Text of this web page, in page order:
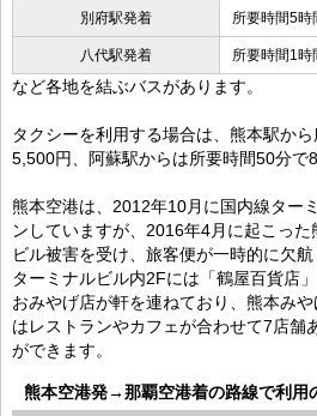
別府駅発着 所要時間5時
八代駅発着 所要時間1時
など各地を結ぶバスがあります。
タクシーを利用する場合は、熊本駅か
5,500円、阿蘇駅からは所要時間50分で
熊本空港は、2012年10月に国内線ター
ンしていますが、2016年4月に起こっ
ビル被害を受け、旅客便が一時的に欠航
ターミナルビル内2Fには「鶴屋百貨店
おみやげ店が軒を連ねており、熊本み
はレストランやカフェが合わせて7店舗
ができます。
熊本空港発→那覇空港着の路線で利用